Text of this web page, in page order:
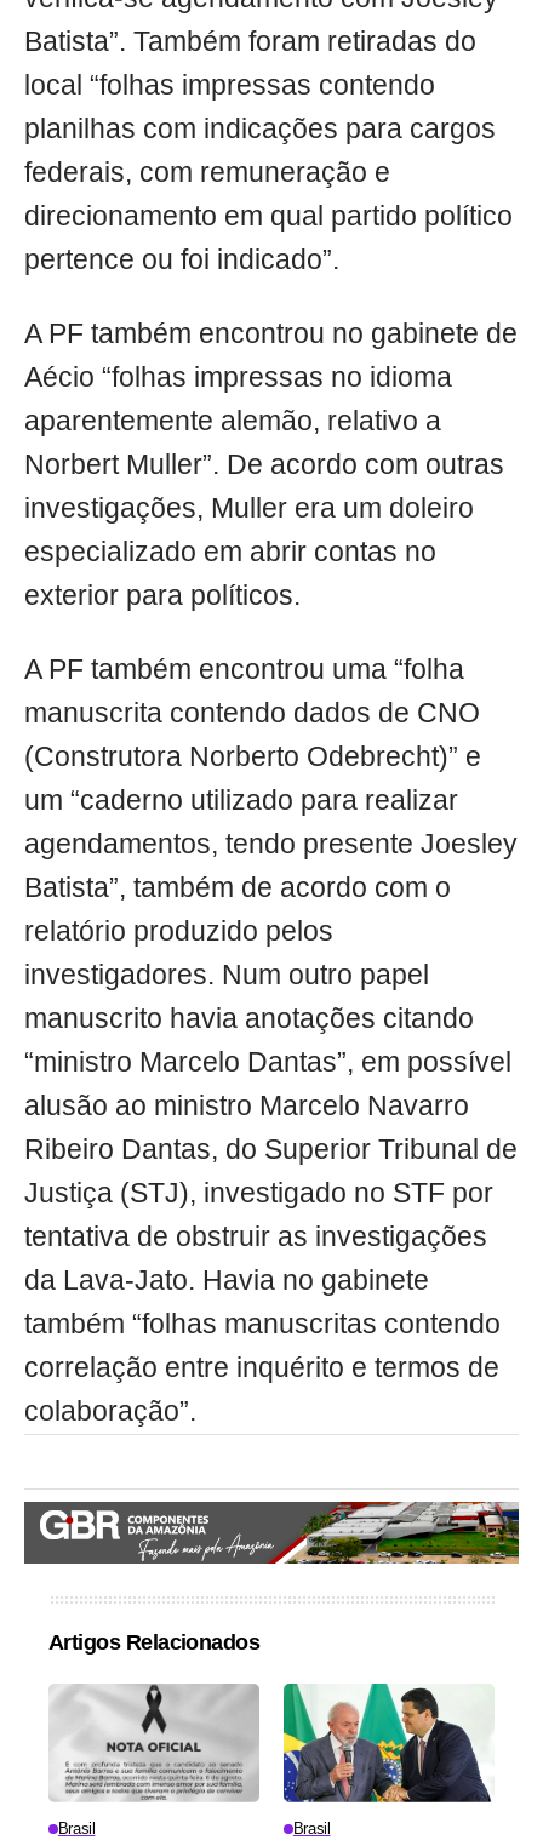
Batista”. Também foram retiradas do
local “folhas impressas contendo
planilhas com indicações para cargos
federais, com remuneração e
direcionamento em qual partido político
pertence ou foi indicado”.
A PF também encontrou no gabinete de
Aécio “folhas impressas no idioma
aparentemente alemão, relativo a
Norbert Muller”. De acordo com outras
investigações, Muller era um doleiro
especializado em abrir contas no
exterior para políticos.
A PF também encontrou uma “folha
manuscrita contendo dados de CNO
(Construtora Norberto Odebrecht)” e
um “caderno utilizado para realizar
agendamentos, tendo presente Joesley
Batista”, também de acordo com o
relatório produzido pelos
investigadores. Num outro papel
manuscrito havia anotações citando
“ministro Marcelo Dantas”, em possível
alusão ao ministro Marcelo Navarro
Ribeiro Dantas, do Superior Tribunal de
Justiça (STJ), investigado no STF por
tentativa de obstruir as investigações
da Lava-Jato. Havia no gabinete
também “folhas manuscritas contendo
correlação entre inquérito e termos de
colaboração”.
Artigos Relacionados
Brasil Brasil